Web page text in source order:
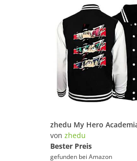
von zhedu
Bester Preis
gefunden bei Amazon